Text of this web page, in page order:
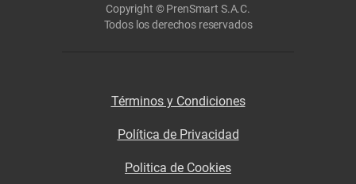
Copyright © PrenSmart S.A.C.
Todos los derechos reservados
Términos y Condiciones
Política de Privacidad
Politica de Cookies